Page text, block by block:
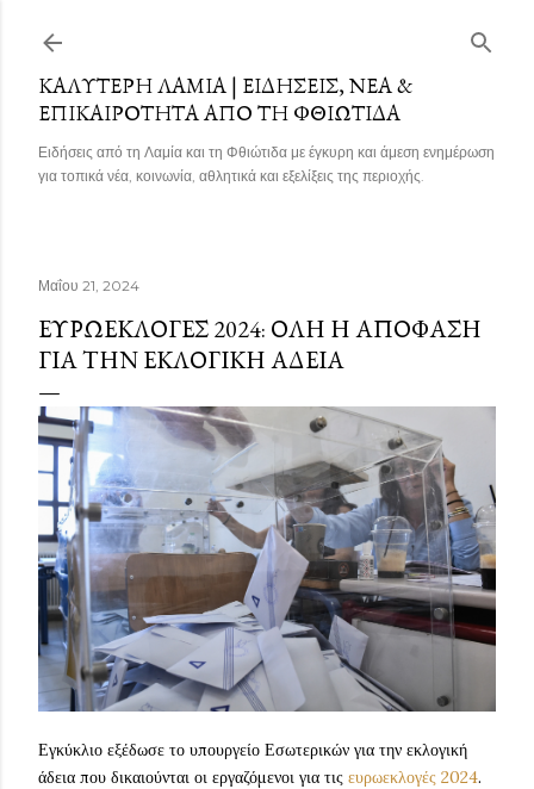
ΚΑΛΎΤΕΡΗ ΛΑΜΊΑ | ΕΙΔΉΣΕΙΣ, ΝΈΑ &
ΕΠΙΚΑΙΡΌΤΗΤΑ ΑΠΌ ΤΗ ΦΘΙΏΤΙΔΑ
Ειδήσεις από τη Λαμία και τη Φθιώτιδα με έγκυρη και άμεση ενημέρωση
για τοπικά νέα, κοινωνία, αθλητικά και εξελίξεις της περιοχής.
Μαΐου 21, 2024
ΕΥΡΩΕΚΛΟΓΈΣ 2024: ΌΛΗ Η ΑΠΌΦΑΣΗ
ΓΙΑ ΤΗΝ ΕΚΛΟΓΙΚΉ ΆΔΕΙΑ
Εγκύκλιο εξέδωσε το υπουργείο Εσωτερικών για την εκλογική
άδεια που δικαιούνται οι εργαζόμενοι για τις ευρωεκλογές 2024.